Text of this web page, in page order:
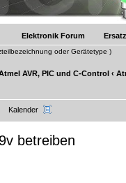
Elektronik Forum
oder Gerätetype )
AVR, PIC und C-Control ‹
Kalender
betreiben